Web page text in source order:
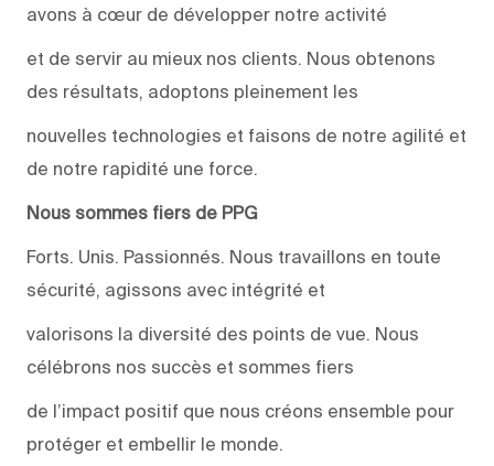
avons à cœur de développer notre activité
et de servir au mieux nos clients. Nous obtenons
des résultats, adoptons pleinement les
nouvelles technologies et faisons de notre agilité et
de notre rapidité une force.
Nous sommes fiers de PPG
Forts. Unis. Passionnés. Nous travaillons en toute
sécurité, agissons avec intégrité et
valorisons la diversité des points de vue. Nous
célébrons nos succès et sommes fiers
de l’impact positif que nous créons ensemble pour
protéger et embellir le monde.